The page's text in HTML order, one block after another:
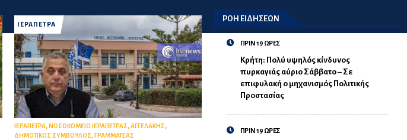
ΙΕΡΑΠΕΤΡΑ
ΙΕΡΑΠΕΤΡΑ, ΝΟΣΟΚΟΜΕΙΟ ΙΕΡΑΠΕΤΡΑΣ,ΑΓΓΕΛΑΚΗΣ,
ΔΗΜΟΤΙΚΟΣ ΣΥΜΒΟΥΛΟΣ, ΓΡΑΜΜΑΤΕΑΣ
ΡΟΗ ΕΙΔΗΣΕΩΝ
ΠΡΙΝ 19 ΩΡΕΣ
Κρήτη: Πολύ υψηλός κίνδυνος
πυρκαγιάς αύριο Σάββατο – Σε
επιφυλακή ο μηχανισμός Πολιτικής
Προστασίας
ΠΡΙΝ 19 ΩΡΕΣ